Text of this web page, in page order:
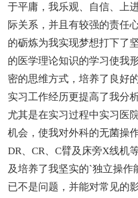
于平庸，我乐观、自信、上
际关系，并且有较强的责任
的砺炼为我实现梦想打下了
的医学理论知识的学习使我
密的思维方式，培养了良好
实习工作经历更提高了我分
尤其是在实习过程中实习医
机会，使我对外科的无菌操
DR、CR、C臂及床旁X线机
及培养了我坚实的`独立操作
已不是问题，并能对常见的